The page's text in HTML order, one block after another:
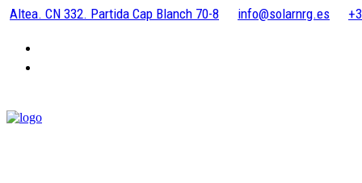
Altea. CN 332. Partida Cap Blanch 70-8 info@solarnrg.es